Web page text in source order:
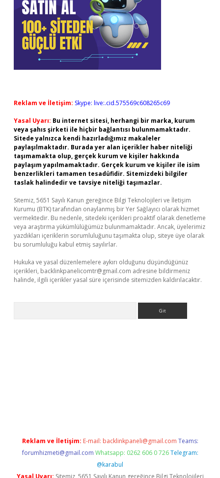
Reklam ve İletişim: Skype: live:.cid.575569c608265c69
Yasal Uyarı: Bu internet sitesi, herhangi bir marka, kurum
veya şahıs şirketi ile hiçbir bağlantısı bulunmamaktadır.
Sitede yalnızca kendi hazırladığımız makaleler
paylaşılmaktadır. Burada yer alan içerikler haber niteliği
taşımamakta olup, gerçek kurum ve kişiler hakkında
paylaşım yapılmamaktadır. Gerçek kurum ve kişiler ile isim
benzerlikleri tamamen tesadüfidir. Sitemizdeki bilgiler
taslak halindedir ve tavsiye niteliği taşımazlar.
Sitemiz, 5651 Sayılı Kanun gereğince Bilgi Teknolojileri ve İletişim
Kurumu (BTK) tarafından onaylanmış bir Yer Sağlayıcı olarak hizmet
vermektedir. Bu nedenle, sitedeki içerikleri proaktif olarak denetleme
veya araştırma yükümlülüğümüz bulunmamaktadır. Ancak, üyelerimiz
yazdıkları içeriklerin sorumluluğunu taşımakta olup, siteye üye olarak
bu sorumluluğu kabul etmiş sayılırlar.
Hukuka ve yasal düzenlemelere aykırı olduğunu düşündüğünüz
içerikleri, backlinkpanelicomtr@gmail.com adresine bildirmeniz
halinde, ilgili içerikler yasal süre içerisinde sitemizden kaldırılacaktır.
Reklam ve İletişim: E-mail: backlinkpaneli@gmail.com Teams:
forumhizmeti@gmail.com Whatsapp: 0262 606 0 726 Telegram:
@karabul
Yasal Uyarı: Sitemiz, 5651 Sayılı Kanun gereğince Bilgi Teknolojileri